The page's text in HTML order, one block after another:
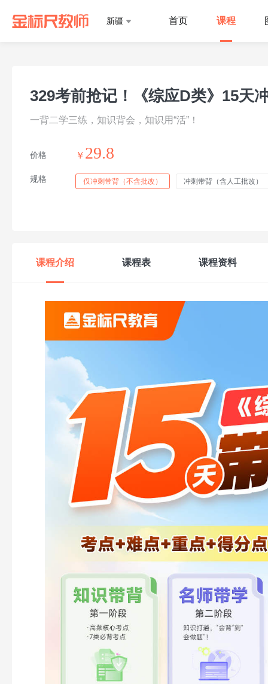
新疆 首页 课程
329考前抢记！《综应D类》15天
一背二学三练，知识背会，知识用“活”！
价格 ￥ 29.8
规格 仅冲刺带背（不含批改） 冲刺带背（含人工批改）
课程介绍 课程表 课程资料